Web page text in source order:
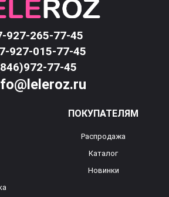
927-265-77-45
927-015-77-45
77-45
ПОКУПАТЕЛЯМ
Распродажа
Каталог
Новинки